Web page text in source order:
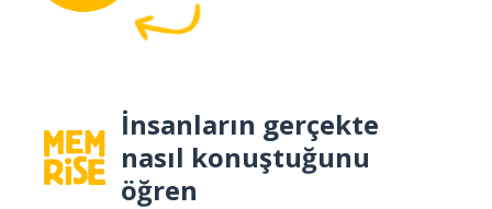
İnsanların gerçekte
nasıl konuştuğunu
öğren